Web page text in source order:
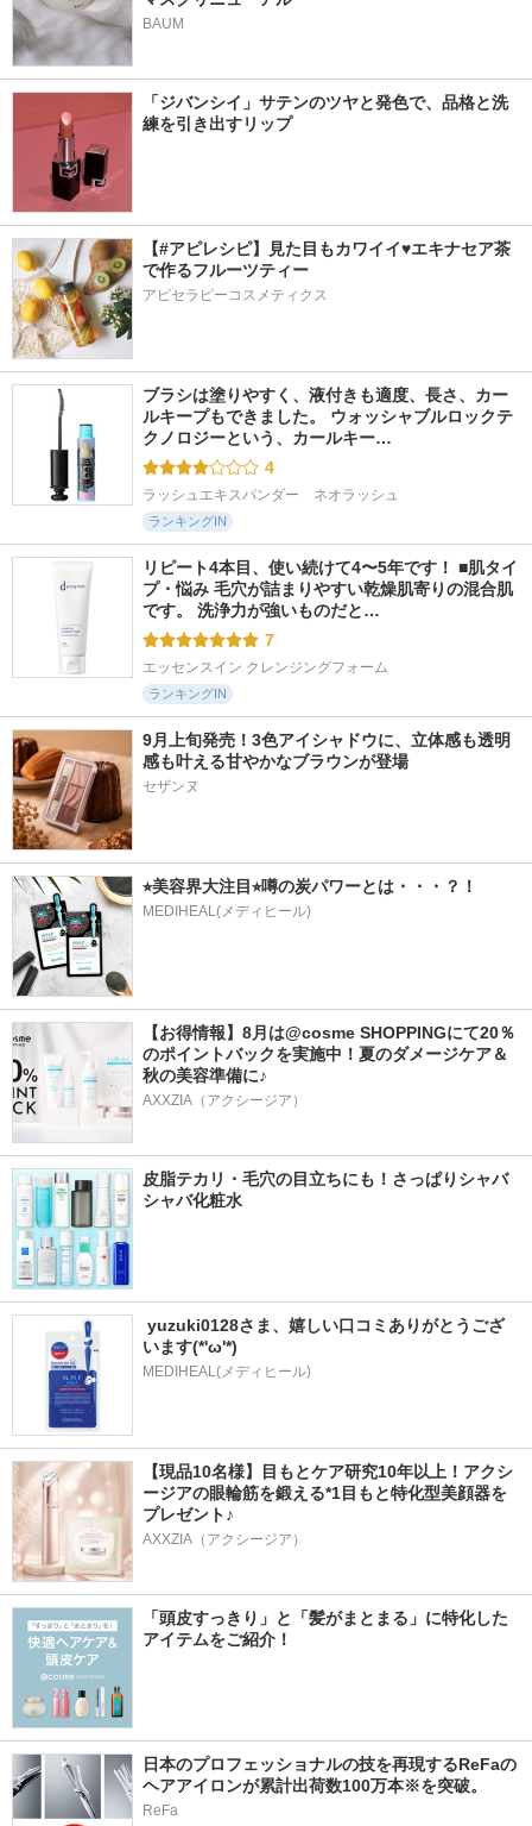
BAUM
「ジバンシイ」サテンのツヤと発色で、品格と洗
練を引き出すリップ
【#アピレシピ】見た目もカワイイ♥エキナセア茶
で作るフルーツティー
アピセラピーコスメティクス
ブラシは塗りやすく、液付きも適度、長さ、カー
ルキープもできました。 ウォッシャブルロックテ
クノロジーという、カールキー…
4
ラッシュエキスパンダー　ネオラッシュ
ランキングIN
リピート4本目、使い続けて4〜5年です！ ■肌タイ
プ・悩み 毛穴が詰まりやすい乾燥肌寄りの混合肌
です。 洗浄力が強いものだと…
7
エッセンスイン クレンジングフォーム
ランキングIN
9月上旬発売！3色アイシャドウに、立体感も透明
感も叶える甘やかなブラウンが登場
⭐︎美容界大注目⭐︎噂の炭パワーとは・・・？！
MEDIHEAL(メディヒール)
【お得情報】8月は@cosme SHOPPINGにて20％
のポイントバックを実施中！夏のダメージケア＆
秋の美容準備に♪
AXXZIA（アクシージア）
皮脂テカリ・毛穴の目立ちにも！さっぱりシャバ
シャバ化粧水
yuzuki0128さま、嬉しい口コミありがとうござ
います(*'ω'*)
MEDIHEAL(メディヒール)
【現品10名様】目もとケア研究10年以上！アクシ
ージアの眼輪筋を鍛える*1目もと特化型美顔器を
プレゼント♪
AXXZIA（アクシージア）
「頭皮すっきり」と「髪がまとまる」に特化した
アイテムをご紹介！
日本のプロフェッショナルの技を再現するReFaの
ヘアアイロンが累計出荷数100万本※を突破。
ReFa